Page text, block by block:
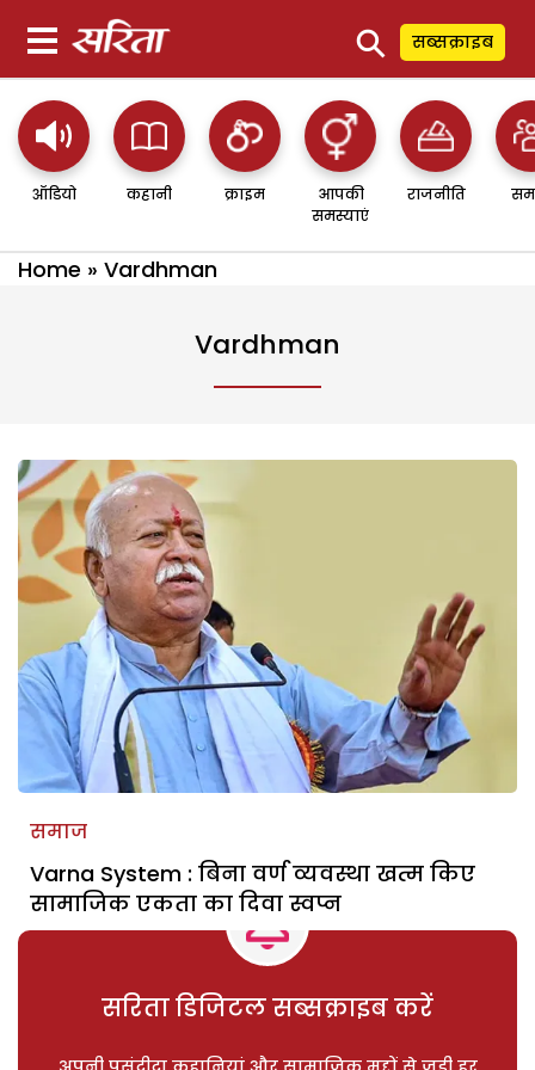
⚲ सब्सक्राइब
ऑडियो कहानी क्राइम
आपकी
समस्याएं
राजनीति
Home » Vardhman
Vardhman
समाज
Varna System : बिना वर्ण व्यवस्था खत्म किए
सामाजिक एकता का दिवा स्वप्न
सरिता डिजिटल सब्सक्राइब करें